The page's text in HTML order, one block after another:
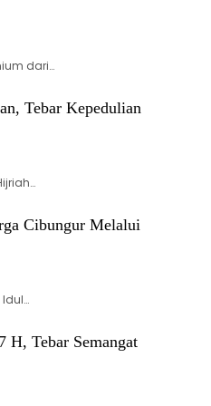
dari…
Tebar Kepedulian
Cibungur Melalui
H, Tebar Semangat